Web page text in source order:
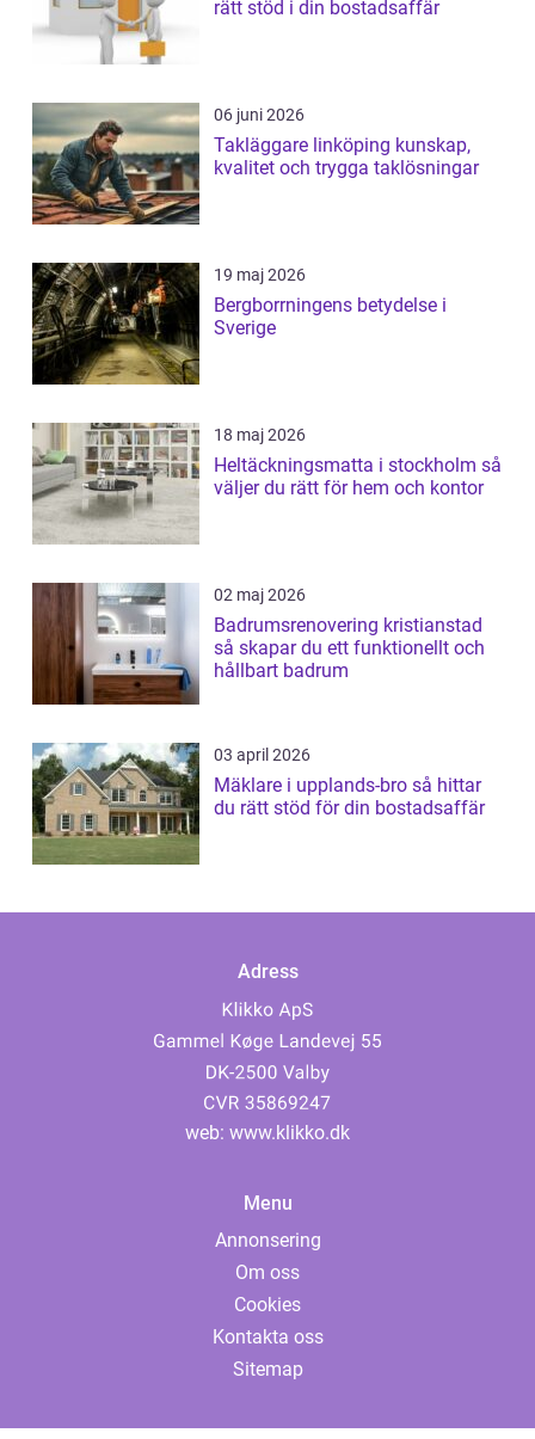
rätt stöd i din bostadsaffär
06 juni 2026
Takläggare linköping kunskap,
kvalitet och trygga taklösningar
19 maj 2026
Bergborrningens betydelse i
Sverige
18 maj 2026
Heltäckningsmatta i stockholm så
väljer du rätt för hem och kontor
02 maj 2026
Badrumsrenovering kristianstad
så skapar du ett funktionellt och
hållbart badrum
03 april 2026
Mäklare i upplands-bro så hittar
du rätt stöd för din bostadsaffär
Adress
web: www.klikko.dk
Menu
Annonsering
Om oss
Cookies
Kontakta oss
Sitemap